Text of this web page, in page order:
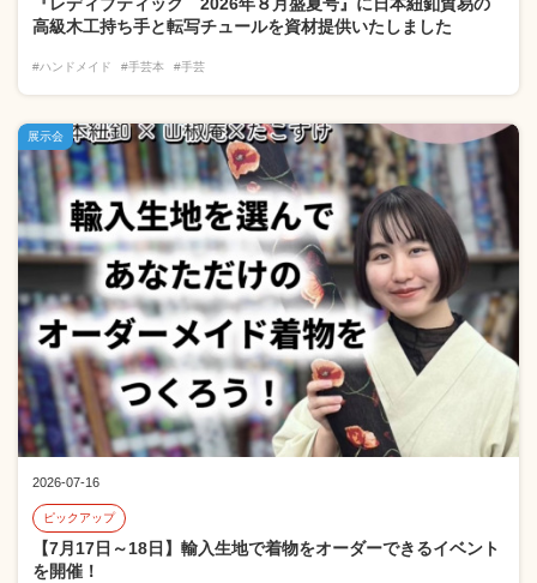
高級木工持ち手と転写チュールを資材提供いたしました
#ハンドメイド #手芸本 #手芸
2026-07-16
ピックアップ
【7月17日～18日】輸入生地で着物をオーダーできるイベント
を開催！
展示会